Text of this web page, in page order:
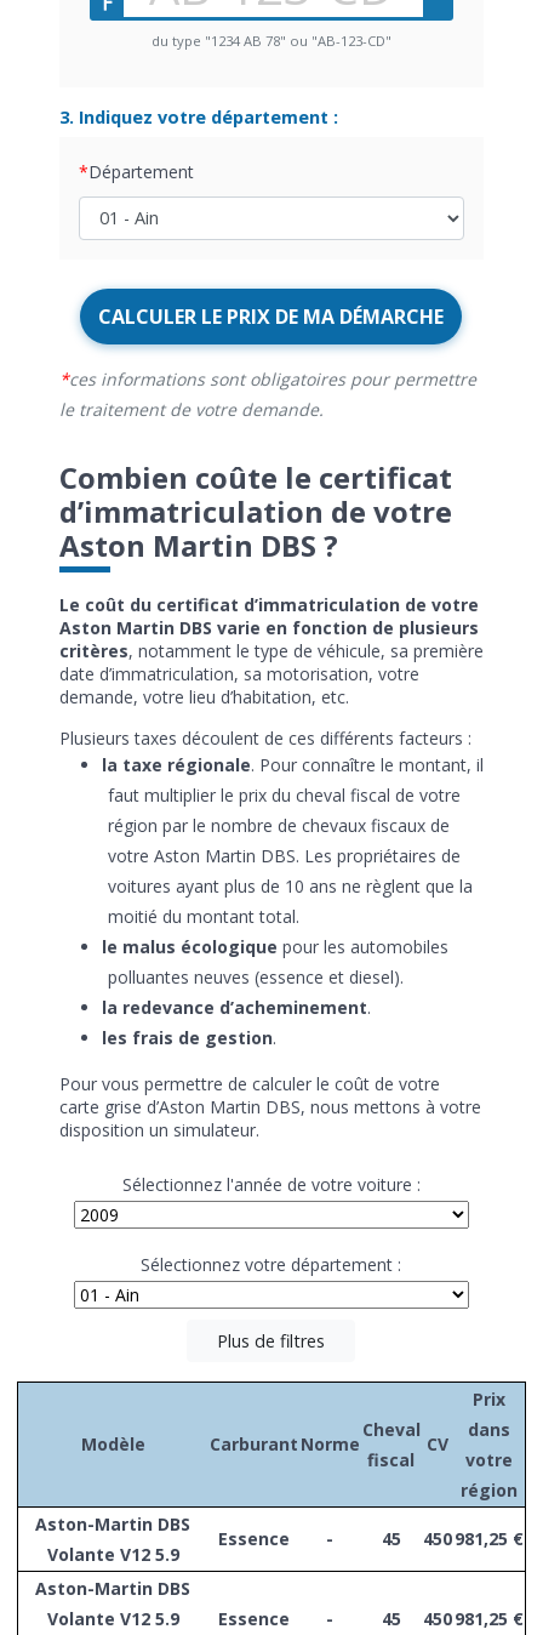
du type "1234 AB 78" ou "AB-123-CD"
3. Indiquez votre département :
Département
CALCULER LE PRIX DE MA DÉMARCHE
ces informations sont obligatoires pour permettre
le traitement de votre demande.
Combien coûte le certificat
d’immatriculation de votre
Aston Martin DBS ?
Le coût du certificat d’immatriculation de votre
Aston Martin DBS varie en fonction de plusieurs
critères, notamment le type de véhicule, sa première
date d’immatriculation, sa motorisation, votre
demande, votre lieu d’habitation, etc.
Plusieurs taxes découlent de ces différents facteurs :
la taxe régionale. Pour connaître le montant, il
faut multiplier le prix du cheval fiscal de votre
région par le nombre de chevaux fiscaux de
votre Aston Martin DBS. Les propriétaires de
voitures ayant plus de 10 ans ne règlent que la
moitié du montant total.
le malus écologique pour les automobiles
polluantes neuves (essence et diesel).
la redevance d’acheminement.
les frais de gestion.
Pour vous permettre de calculer le coût de votre
carte grise d’Aston Martin DBS, nous mettons à votre
disposition un simulateur.
Sélectionnez l'année de votre voiture :
Sélectionnez votre département :
Plus de filtres
Modèle Carburant Norme
Cheval
fiscal
CV
Prix
dans
votre
région
Aston-Martin DBS
Volante V12 5.9
Essence - 45 450981,25 €
Aston-Martin DBS
Volante V12 5.9
Essence - 45 450981,25 €